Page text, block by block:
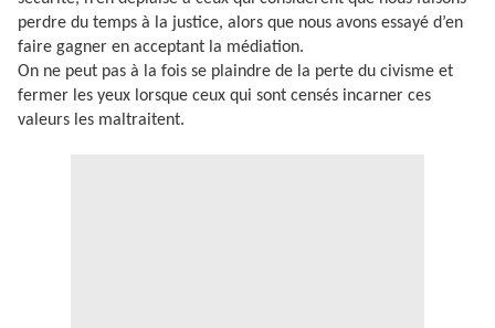
perdre du temps à la justice, alors que nous avons essayé d’en
faire gagner en acceptant la médiation.
On ne peut pas à la fois se plaindre de la perte du civisme et
fermer les yeux lorsque ceux qui sont censés incarner ces
valeurs les maltraitent.